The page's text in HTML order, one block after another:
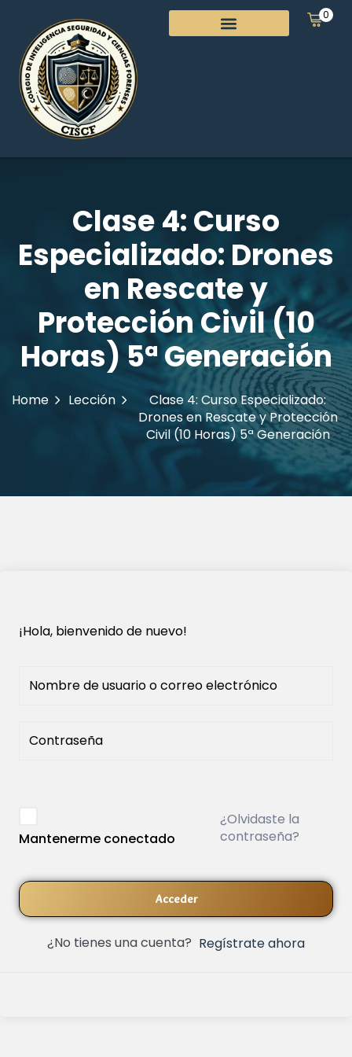
0
Clase 4: Curso
Especializado: Drones
en Rescate y
Protección Civil (10
Horas) 5ª Generación
Home Lección
Clase 4: Curso Especializado:
Drones en Rescate y Protección
Civil (10 Horas) 5ª Generación
¡Hola, bienvenido de nuevo!
Mantenerme conectado
¿Olvidaste la
contraseña?
Acceder
¿No tienes una cuenta? Regístrate ahora